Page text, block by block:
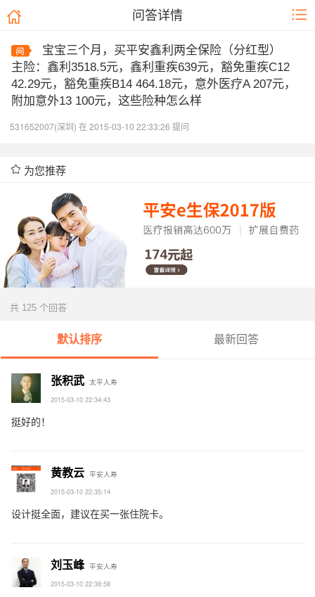
问答详情
宝宝三个月，买平安鑫利两全保险（分红型）
主险：鑫利3518.5元，鑫利重疾639元，豁免重疾C12
42.29元，豁免重疾B14 464.18元，意外医疗A 207元，
附加意外13 100元，这些险种怎么样
531652007(深圳) 在 2015-03-10 22:33:26 提问
为您推荐
共 125 个回答
默认排序 最新回答
张积武 太平人寿
2015-03-10 22:34:43
挺好的！
黄教云 平安人寿
2015-03-10 22:35:14
设计挺全面，建议在买一张住院卡。
刘玉峰 平安人寿
2015-03-10 22:38:58